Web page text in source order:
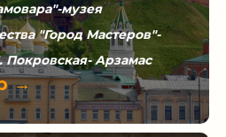
музея
"Город Мастеров"-
Покровская- Арзамас
→